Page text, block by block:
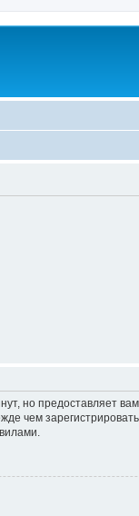
но предоставляет
чем